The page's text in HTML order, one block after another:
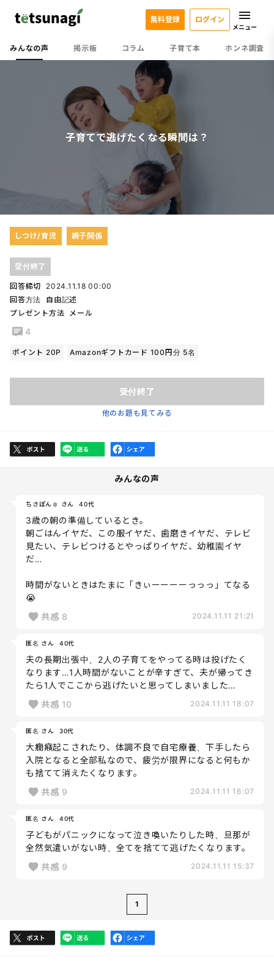
みんなの声 掲示板 コラム 子育て本 ホンネ調査
無料登録 ログイン
メニュー
子育てで逃げたくなる瞬間は？
しつけ/育児 親子関係
受付終了
回答締切
2024.11.18 00:00
回答方法
自由記述
プレゼント方法
メール
4
ポイント 20P Amazonギフトカード 100円分 5名
受付終了
他のお題も見てみる
みんなの声
ちさぽん☺︎ さん 40代
3歳の朝の準備しているとき。
朝ごはんイヤだ、この服イヤだ、歯磨きイヤだ、テレビ
見たい、テレビつけるとやっぱりイヤだ、幼稚園イヤ
だ…
時間がないときはたまに「きぃーーーーっっっ」てなる
😭
共感 8 2024.11.11 21:21
匿名 さん 40代
夫の長期出張中、2人の子育てをやってる時は投げたく
なります…1人時間がないことが辛すぎて、夫が帰ってき
たら1人でここから逃げたいと思ってしまいました…
共感 10 2024.11.11 18:07
匿名 さん 30代
大癇癪起こされたり、体調不良で自宅療養、下手したら
入院となると全部私なので、疲労が限界になると何もか
も捨てて消えたくなります。
共感 9 2024.11.11 16:07
匿名 さん 40代
子どもがパニックになって泣き喚いたりした時、旦那が
全然気遣いがない時、全てを捨てて逃げたくなります。
共感 9 2024.11.11 15:37
1